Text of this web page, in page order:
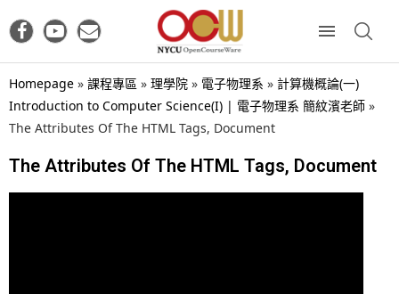
Homepage » 課程專區 » 理學院 » 電子物理系 » 計算機概論(一)
Introduction to Computer Science(I) | 電子物理系 簡紋濱老師 »
The Attributes Of The HTML Tags, Document
The Attributes Of The HTML Tags, Document